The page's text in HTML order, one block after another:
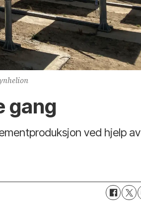
gang
ved hjelp av